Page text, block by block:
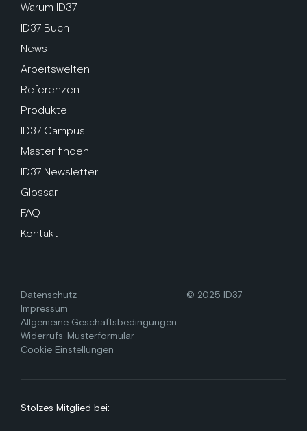
Warum ID37
ID37 Buch
News
Arbeitswelten
Referenzen
Produkte
ID37 Campus
Master finden
ID37 Newsletter
Glossar
FAQ
Kontakt
Datenschutz
Impressum
Allgemeine Geschäftsbedingungen
Widerrufs-Musterformular
Cookie Einstellungen
© 2025 ID37
Stolzes Mitglied bei: